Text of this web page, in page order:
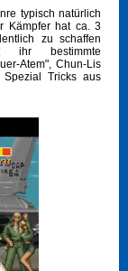
typisch natürlich
Kämpfer hat ca. 3
zu schaffen
ihr bestimmte
Atem", Chun-Lis
Spezial Tricks aus